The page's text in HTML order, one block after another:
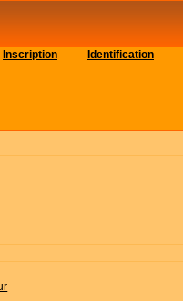
Inscription Identification